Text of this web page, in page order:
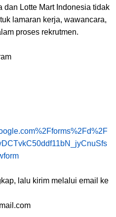
dan Lotte Mart Indonesia tidak
lamaran kerja, wawancara,
proses rekrutmen.
lalu kirim melalui email ke